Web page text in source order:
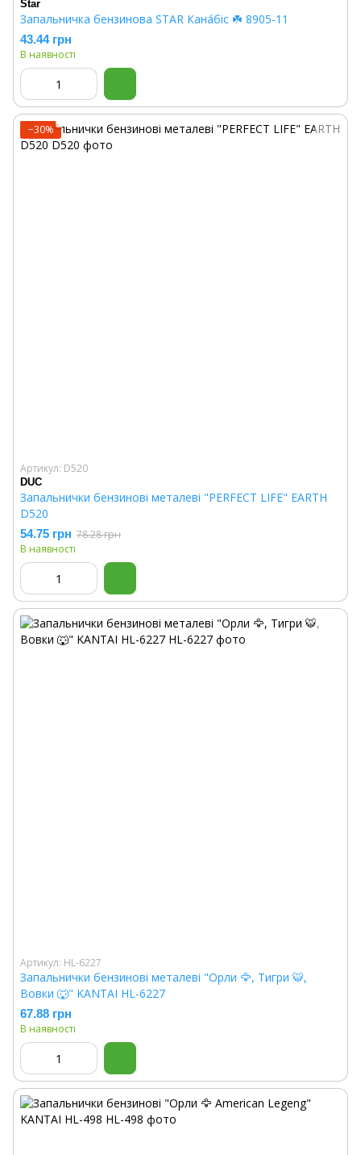
Star
Запальничка бензинова STAR Кана́біс ☘️ 8905-11
43.44 грн
В наявності
−30%
Артикул: D520
DUC
Запальнички бензинові металеві "PERFECT LIFE" EARTH
D520
54.75 грн 78.28 грн
В наявності
Артикул: HL-6227
Запальнички бензинові металеві "Орли 🦅, Тигри 🐯,
Вовки 🐺" KANTAI HL-6227
67.88 грн
В наявності